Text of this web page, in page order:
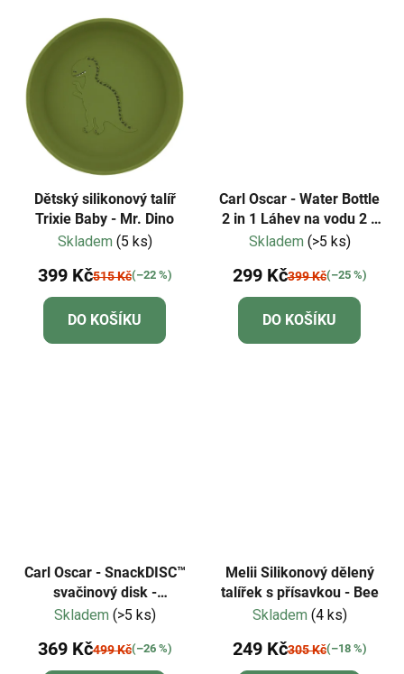
Dětský silikonový talíř
Trixie Baby - Mr. Dino
Skladem (5 ks)
399 Kč515 Kč(–22 %)
DO KOŠÍKU
Carl Oscar - Water Bottle
2 in 1 Láhev na vodu 2 v
1 - oranžová
Skladem (>5 ks)
299 Kč399 Kč(–25 %)
DO KOŠÍKU
Carl Oscar - SnackDISC™
svačinový disk -
růžový/panda
Skladem (>5 ks)
369 Kč499 Kč(–26 %)
Melii Silikonový dělený
talířek s přísavkou - Bee
Skladem (4 ks)
249 Kč305 Kč(–18 %)